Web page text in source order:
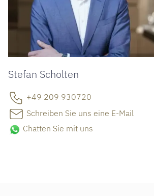
Stefan Scholten
+49 209 930720
Schreiben Sie uns eine E-Mail
Chatten Sie mit uns